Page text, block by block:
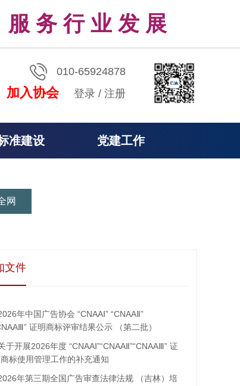
行 业 发 展
010-65924878
加入协会 登录 / 注册
准建设 党建工作
网
文件
年中国广告协会 “CNAAⅠ” “CNAAⅡ”
证明商标评审结果公示 （第二批）
于开展2026年度 “CNAAⅠ”“CNAAⅡ”“CNAAⅢ” 证
标使用管理工作的补充通知
年第三期全国广告审查法律法规 （吉林）培